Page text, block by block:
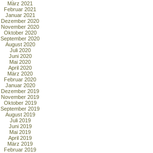
März 2021
Februar 2021
Januar 2021
Dezember 2020
November 2020
Oktober 2020
September 2020
August 2020
Juli 2020
Juni 2020
Mai 2020
April 2020
März 2020
Februar 2020
Januar 2020
Dezember 2019
November 2019
Oktober 2019
September 2019
August 2019
Juli 2019
Juni 2019
Mai 2019
April 2019
März 2019
Februar 2019